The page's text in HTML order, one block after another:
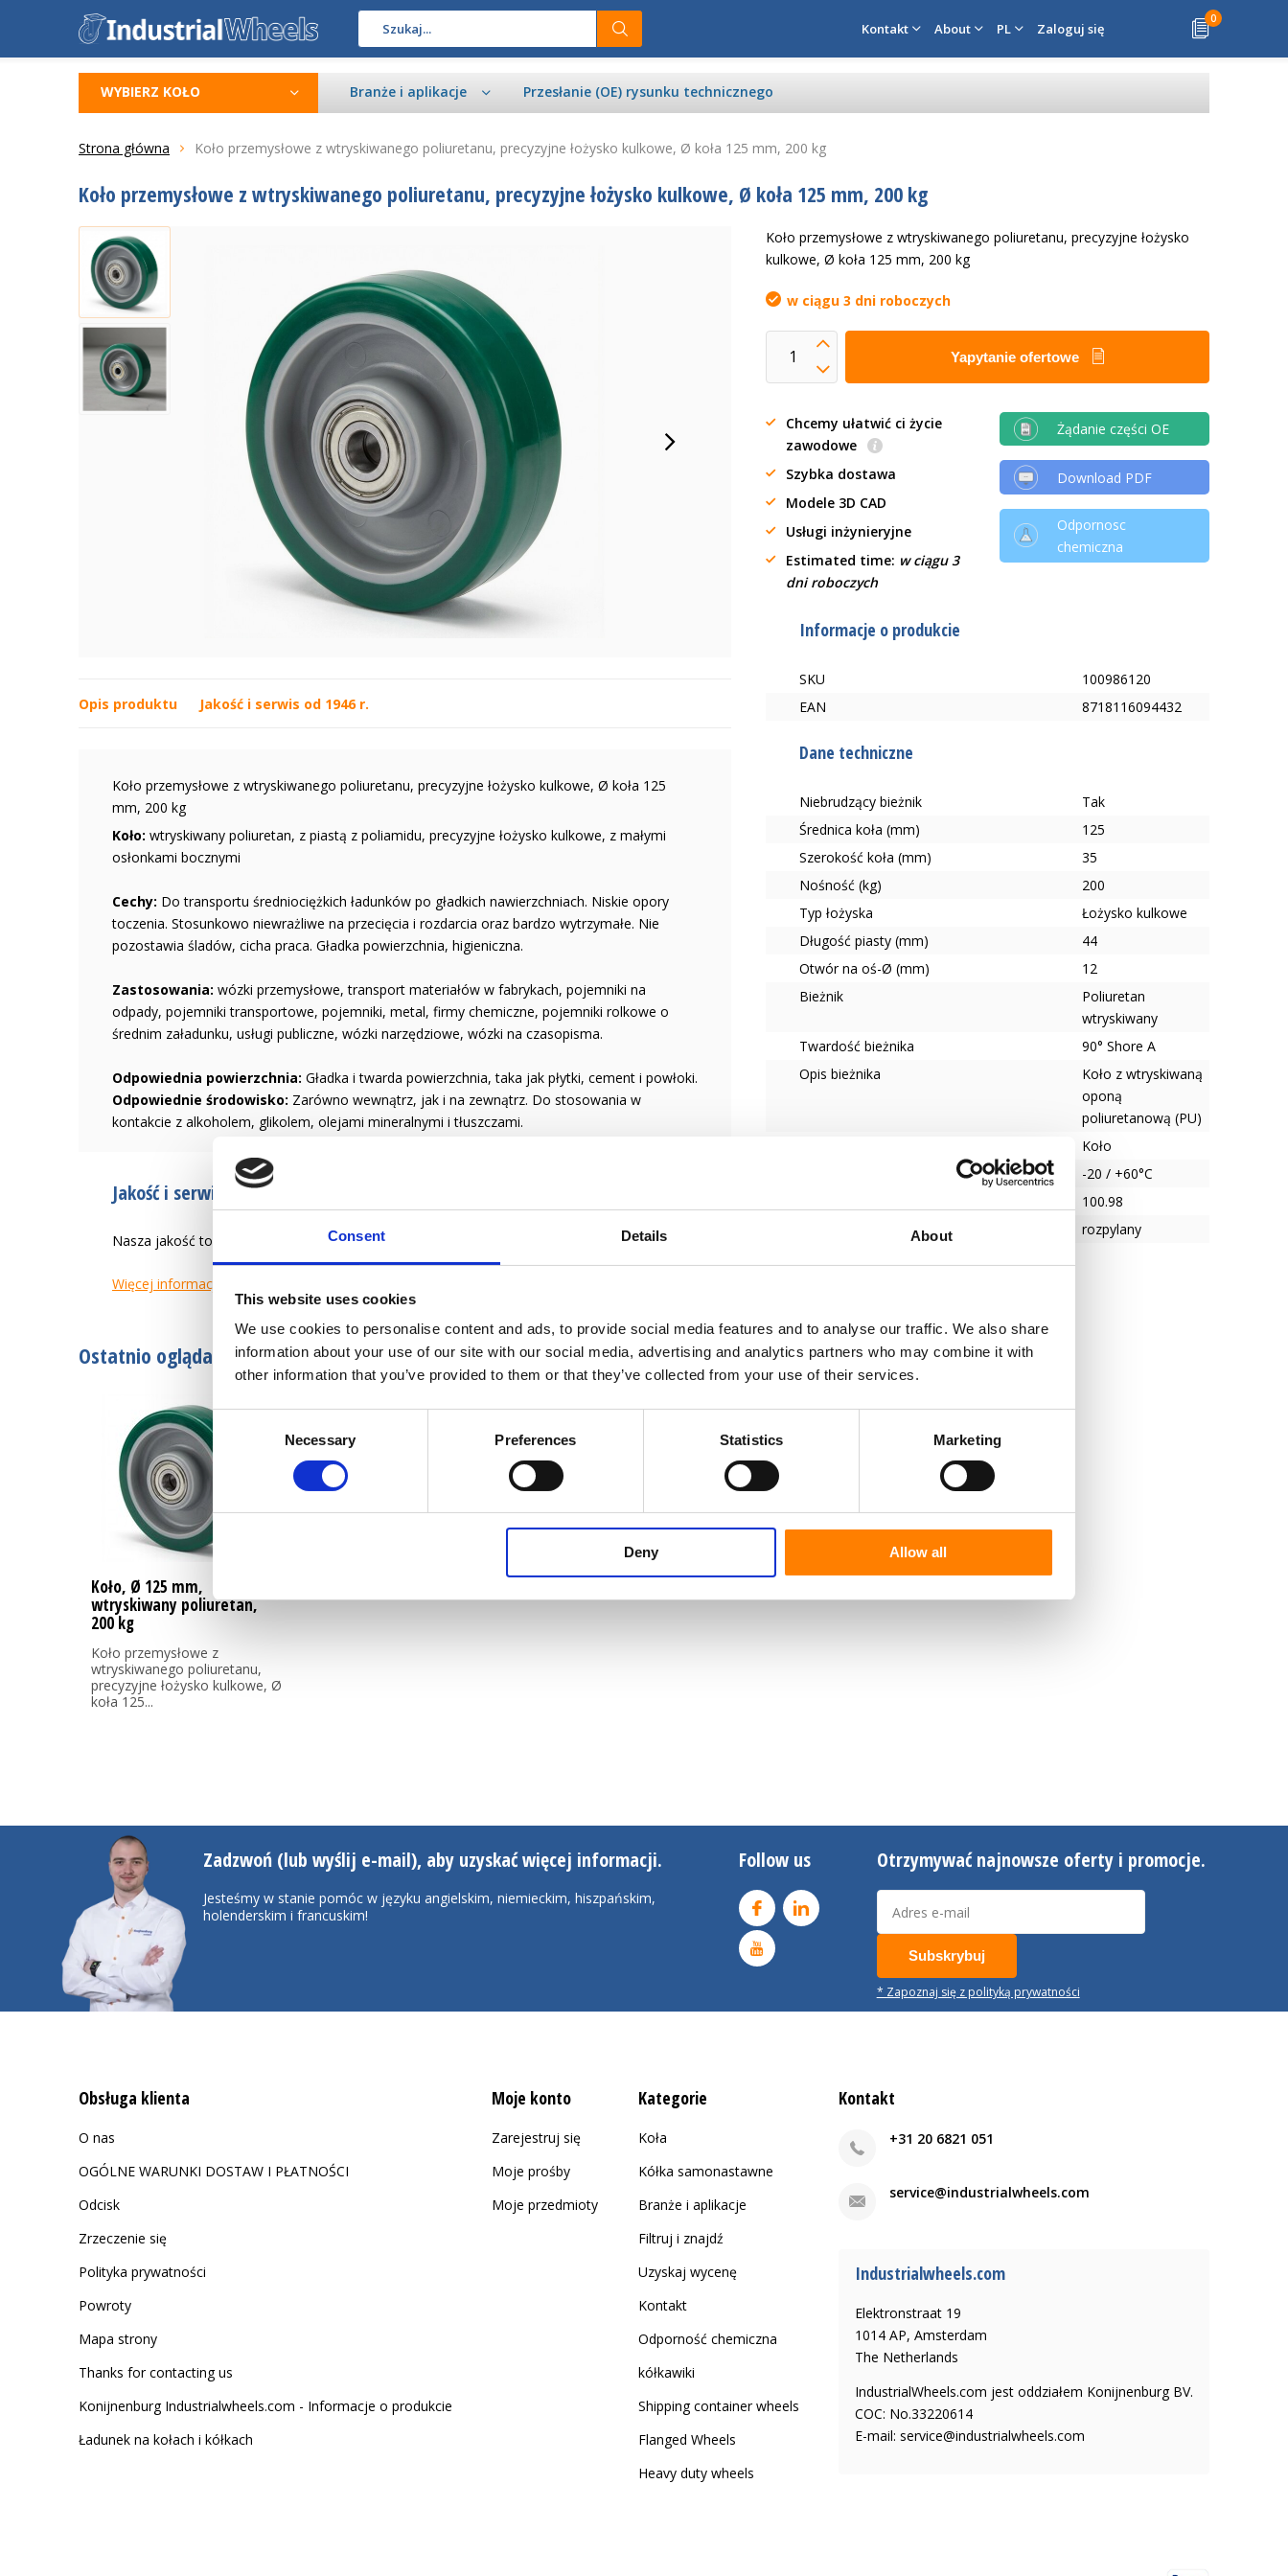
Consent Details About
This website uses cookies
We use cookies to personalise content and ads, to provide social media features and to analyse our traffic. We also share
information about your use of our site with our social media, advertising and analytics partners who may combine it with
other information that you’ve provided to them or that they’ve collected from your use of their services.
Consent
Necessary Preferences Statistics Marketing
Deny Allow all
Kontakt About PL Zaloguj się
0
WYBIERZ KOŁO Branże i aplikacje Przesłanie (OE) rysunku technicznego
Strona główna Koło przemysłowe z wtryskiwanego poliuretanu, precyzyjne łożysko kulkowe, Ø koła 125 mm, 200 kg
Koło przemysłowe z wtryskiwanego poliuretanu, precyzyjne łożysko kulkowe, Ø koła 125 mm, 200 kg
Opis produktu Jakość i serwis od 1946 r.
Koło przemysłowe z wtryskiwanego poliuretanu, precyzyjne łożysko kulkowe, Ø koła 125
mm, 200 kg
Koło: wtryskiwany poliuretan, z piastą z poliamidu, precyzyjne łożysko kulkowe, z małymi
osłonkami bocznymi
Cechy: Do transportu średniociężkich ładunków po gładkich nawierzchniach. Niskie opory
toczenia. Stosunkowo niewrażliwe na przecięcia i rozdarcia oraz bardzo wytrzymałe. Nie
pozostawia śladów, cicha praca. Gładka powierzchnia, higieniczna.
Zastosowania: wózki przemysłowe, transport materiałów w fabrykach, pojemniki na
odpady, pojemniki transportowe, pojemniki, metal, firmy chemiczne, pojemniki rolkowe o
średnim załadunku, usługi publiczne, wózki narzędziowe, wózki na czasopisma.
Odpowiednia powierzchnia: Gładka i twarda powierzchnia, taka jak płytki, cement i powłoki.
Odpowiednie środowisko: Zarówno wewnątrz, jak i na zewnątrz. Do stosowania w
kontakcie z alkoholem, glikolem, olejami mineralnymi i tłuszczami.
Jakość i serwis od 1946 r.
Nasza jakość to tworzenie łatwiejszego życia zawodowego dla użytkownika koła.
Więcej informacji
Koło przemysłowe z wtryskiwanego poliuretanu, precyzyjne łożysko
kulkowe, Ø koła 125 mm, 200 kg
w ciągu 3 dni roboczych
Yapytanie ofertowe
Chcemy ułatwić ci życie
zawodowe
Szybka dostawa
Modele 3D CAD
Usługi inżynieryjne
Estimated time: w ciągu 3
dni roboczych
Żądanie części OE
Download PDF
Odpornosc
chemiczna
Informacje o produkcie
SKU
100986120
EAN
8718116094432
Dane techniczne
Niebrudzący bieżnik
Tak
Średnica koła (mm)
125
Szerokość koła (mm)
35
Nośność (kg)
200
Typ łożyska
Łożysko kulkowe
Długość piasty (mm)
44
Otwór na oś-Ø (mm)
12
Bieżnik
Poliuretan
wtryskiwany
Twardość bieżnika
90° Shore A
Opis bieżnika
Koło z wtryskiwaną
oponą
poliuretanową (PU)
Koło
-20 / +60°C
100.98
Połączenie opona/obręcz
rozpylany
Ostatnio oglądane
Koło, Ø 125 mm,
wtryskiwany poliuretan,
200 kg
Koło przemysłowe z
wtryskiwanego poliuretanu,
precyzyjne łożysko kulkowe, Ø
koła 125...
Zadzwoń (lub wyślij e-mail), aby uzyskać więcej informacji.
Jesteśmy w stanie pomóc w języku angielskim, niemieckim, hiszpańskim,
holenderskim i francuskim!
Follow us Otrzymywać najnowsze oferty i promocje.
Subskrybuj
* Zapoznaj się z polityką prywatności
Obsługa klienta
O nas
OGÓLNE WARUNKI DOSTAW I PŁATNOŚCI
Odcisk
Zrzeczenie się
Polityka prywatności
Powroty
Mapa strony
Thanks for contacting us
Konijnenburg Industrialwheels.com - Informacje o produkcie
Ładunek na kołach i kółkach
Moje konto
Zarejestruj się
Moje prośby
Moje przedmioty
Kategorie
Koła
Kółka samonastawne
Branże i aplikacje
Filtruj i znajdź
Uzyskaj wycenę
Kontakt
Odporność chemiczna
kółkawiki
Shipping container wheels
Flanged Wheels
Heavy duty wheels
Kontakt
+31 20 6821 051
service@industrialwheels.com
Industrialwheels.com
Elektronstraat 19
1014 AP, Amsterdam
The Netherlands
IndustrialWheels.com jest oddziałem Konijnenburg BV.
COC: No.33220614
E-mail: service@industrialwheels.com